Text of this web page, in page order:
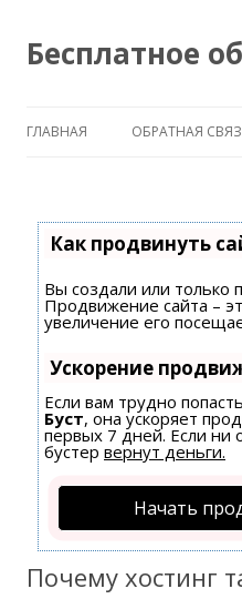
Бесплатное
ГЛАВНАЯ ОБРАТНАЯ
Как продвинуть
Вы создали или только
Продвижение сайта –
увеличение его
Ускорение
Если вам трудно
Буст, она ускоряет
первых 7 дней. Если ни
бустер вернут деньги.
Начать
Почему хостинг